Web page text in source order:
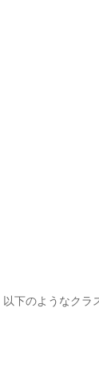
下のようなクラ